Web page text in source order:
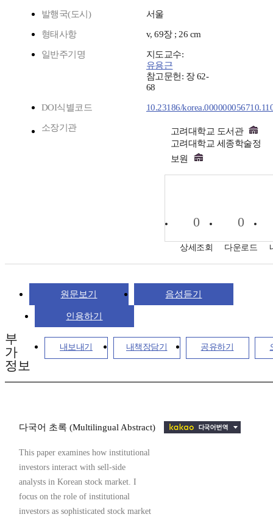
발행국(도시) 서울
형태사항 v, 69장 ; 26 cm
일반주기명
지도교수:
유용근
참고문헌: 장 62-
68
DOI식별코드 10.23186/
소장기관
고려대학교 도서관
고려대학교 세종학술정
보원
0
상세조회
0
다운로드
원문보기 음성듣기
인용하기
내보내기 내책장담기 공유하기
부
가
정보
다국어 초록 (Multilingual Abstract)
This paper examines how institutional
investors interact with sell-side
analysts in Korean stock market. I
focus on the role of institutional
investors as sophisticated stock market